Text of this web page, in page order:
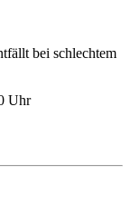
bei schlechtem
Uhr